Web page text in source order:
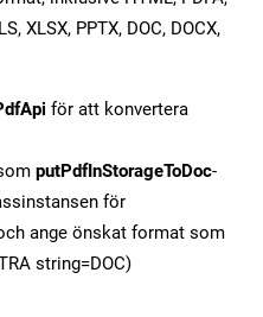
XLSX, PPTX, DOC, DOCX,
för att konvertera
putPdfInStorageToDoc-
för
ange önskat format som
string=DOC)